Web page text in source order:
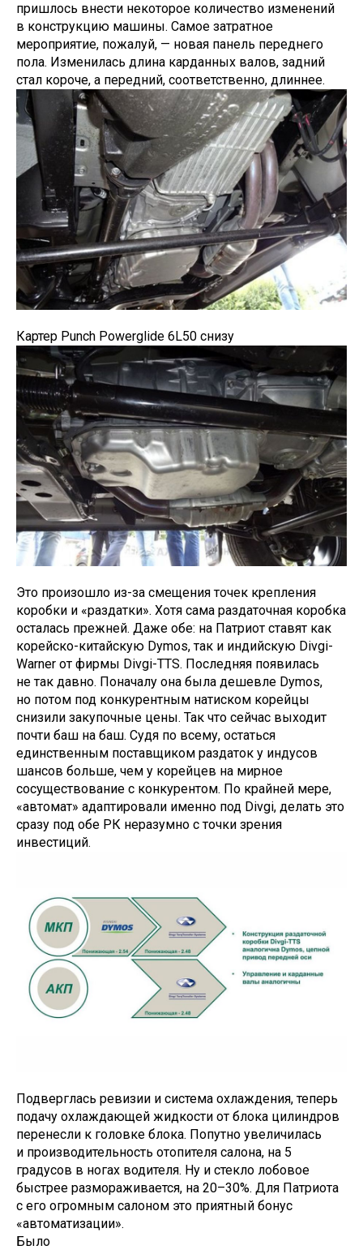
пришлось внести некоторое количество изменений
в конструкцию машины. Самое затратное
мероприятие, пожалуй, — новая панель переднего
пола. Изменилась длина карданных валов, задний
стал короче, а передний, соответственно, длиннее.
Картер Punch Powerglide 6L50 снизу
Это произошло из-за смещения точек крепления
коробки и «раздатки». Хотя сама раздаточная коробка
осталась прежней. Даже обе: на Патриот ставят как
корейско-китайскую Dymos, так и индийскую Divgi-
Warner от фирмы Divgi-TTS. Последняя появилась
не так давно. Поначалу она была дешевле Dymos,
но потом под конкурентным натиском корейцы
снизили закупочные цены. Так что сейчас выходит
почти баш на баш. Судя по всему, остаться
единственным поставщиком раздаток у индусов
шансов больше, чем у корейцев на мирное
сосуществование с конкурентом. По крайней мере,
«автомат» адаптировали именно под Divgi, делать это
сразу под обе РК неразумно с точки зрения
инвестиций.
Подверглась ревизии и система охлаждения, теперь
подачу охлаждающей жидкости от блока цилиндров
перенесли к головке блока. Попутно увеличилась
и производительность отопителя салона, на 5
градусов в ногах водителя. Ну и стекло лобовое
быстрее размораживается, на 20–30%. Для Патриота
с его огромным салоном это приятный бонус
«автоматизации».
Было